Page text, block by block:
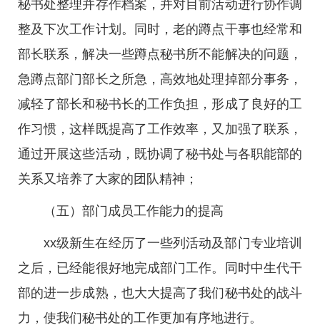
秘书处整理并存作档案，并对目前活动进行协作调
整及下次工作计划。同时，老的蹲点干事也经常和
部长联系，解决一些蹲点秘书所不能解决的问题，
急蹲点部门部长之所急，高效地处理掉部分事务，
减轻了部长和秘书长的工作负担，形成了良好的工
作习惯，这样既提高了工作效率，又加强了联系，
通过开展这些活动，既协调了秘书处与各职能部的
关系又培养了大家的团队精神；
（五）部门成员工作能力的提高
xx级新生在经历了一些列活动及部门专业培训
之后，已经能很好地完成部门工作。同时中生代干
部的进一步成熟，也大大提高了我们秘书处的战斗
力，使我们秘书处的工作更加有序地进行。